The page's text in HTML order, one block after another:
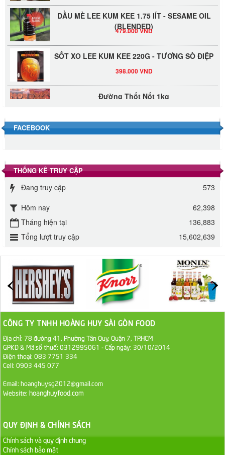
DẦU MÈ LEE KUM KEE 1.75 lÍT - SESAME OIL
(BLENDED)
479.000 VND
SỐT XO LEE KUM KEE 220G - TƯƠNG SÒ ĐIỆP
398.000 VND
Đường Thốt Nốt 1kg
Đường phèn hạt Long An 500g
Đường phèn Long An bao 10kg
Đường mía thiên nhiên Biên Hòa gói 1kg
27.000 VND
Đường cát trắng An Khê bao 50kg
Sa Tế Tôm Cholimex PET Hũ 450g
36.000 VND
FACEBOOK
THỐNG KÊ TRUY CẬP
Đang truy cập
573
Hôm nay
62,398
Tháng hiện tại
136,883
Tổng lượt truy cập
15,602,639
CÔNG TY TNHH HOÀNG HUY SÀI GÒN FOOD
Địa chỉ: 78 đường 41, Phường Tân Quy, Quận 7, TP.HCM
GPKD & Mã số thuế: 0312995061 - Cấp ngày: 30/10/2014
Điện thoại: 083 7751 334
Cell: 0903 445 077
Email: hoanghuysg2012@gmail.com
Website: hoanghuyfood.com
QUY ĐỊNH & CHÍNH SÁCH
Chính sách và quy định chung
Chính sách bảo mật